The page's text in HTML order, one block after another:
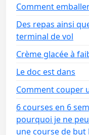
Comment
Des repas ainsi
terminal de vol
Crème glacée à
Le doc est dans
Comment couper
6 courses en 6
pourquoi je ne
une course de but